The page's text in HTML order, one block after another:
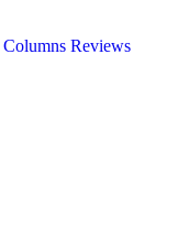
Columns Reviews